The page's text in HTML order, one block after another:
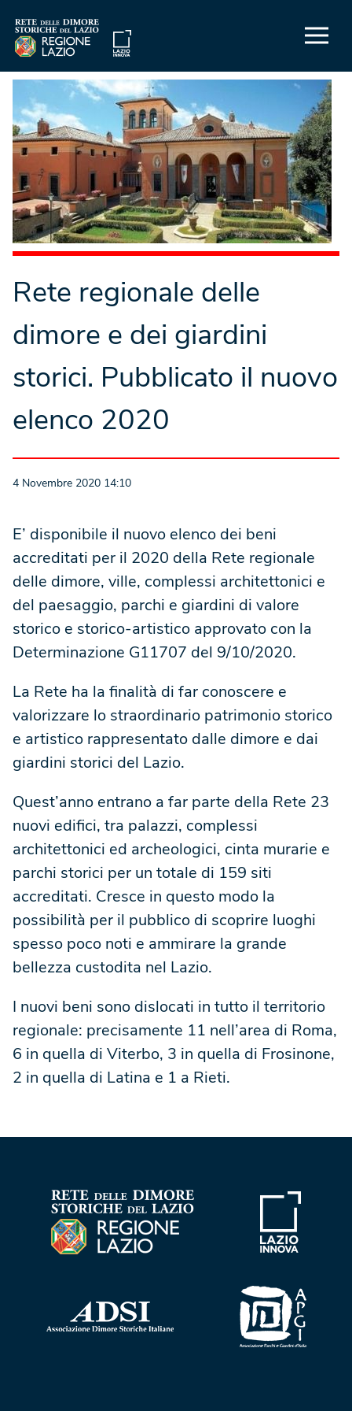
Rete regionale delle
dimore e dei giardini
storici. Pubblicato il nuovo
elenco 2020
4 Novembre 2020 14:10
E’ disponibile il nuovo elenco dei beni
accreditati per il 2020 della Rete regionale
delle dimore, ville, complessi architettonici e
del paesaggio, parchi e giardini di valore
storico e storico-artistico approvato con la
Determinazione G11707 del 9/10/2020.
La Rete ha la finalità di far conoscere e
valorizzare lo straordinario patrimonio storico
e artistico rappresentato dalle dimore e dai
giardini storici del Lazio.
Quest’anno entrano a far parte della Rete 23
nuovi edifici, tra palazzi, complessi
architettonici ed archeologici, cinta murarie e
parchi storici per un totale di 159 siti
accreditati. Cresce in questo modo la
possibilità per il pubblico di scoprire luoghi
spesso poco noti e ammirare la grande
bellezza custodita nel Lazio.
I nuovi beni sono dislocati in tutto il territorio
regionale: precisamente 11 nell’area di Roma,
6 in quella di Viterbo, 3 in quella di Frosinone,
2 in quella di Latina e 1 a Rieti.